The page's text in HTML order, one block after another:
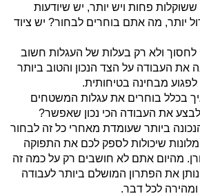
ששוקלות פחות ויש יותר, יש שיודעות
יותר, מה אתם בוחרים לבחור? יש ציוד
לחסוך ולא רק בעלות של העגלות חשוב
את העבודה על הצד הנכון והטוב ביותר
לפגוע מבחינה בטיחותית.
בכלל בוחרים את עגלות המשטחים
את העבודה הכי נכון שאפשר?
ביותר שעומדת מאחרי כל זה לבחור
שיכולות לספק לכם את התפוקה
מהיום אתם לא חושבים רק על כמה זה
את הפתרון המושלם ביותר לעבודה
לכל דבר.